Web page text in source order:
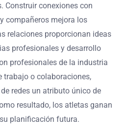
Construir conexiones con
compañeros mejora los
relaciones proporcionan ideas
profesionales y desarrollo
profesionales de la industria
trabajo o colaboraciones,
redes un atributo único de
resultado, los atletas ganan
planificación futura.